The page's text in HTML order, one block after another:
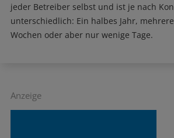
jeder Betreiber selbst und ist je nach
unterschiedlich: Ein halbes Jahr,
Wochen oder aber nur wenige Tage.
Anzeige